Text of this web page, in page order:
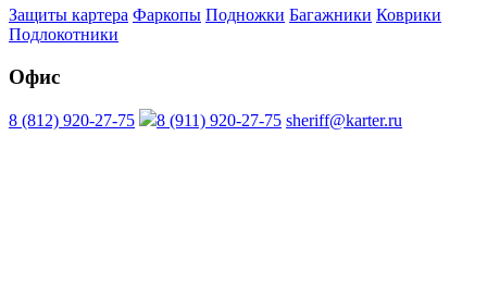
Защиты картера Фаркопы Подножки Багажники Коврики
Подлокотники
Офис
8 (812) 920-27-75 8 (911) 920-27-75 sheriff@karter.ru